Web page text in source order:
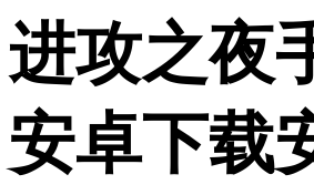
进攻之夜
安卓下载